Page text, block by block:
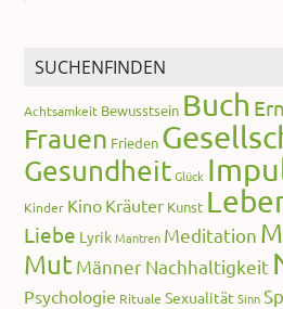
SUCHENFINDEN
Achtsamkeit Bewusstsein Buch
Frauen Frieden
Gesundheit Glück
Kinder Kino Kräuter Kunst
Liebe Lyrik Mantren Meditation
Mut MännerNachhaltigkeit
Psychologie Rituale Sexualität Sinn